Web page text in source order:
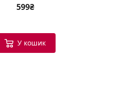
599₴
У кошик